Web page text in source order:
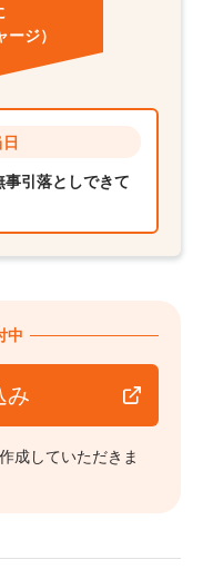
ジ）
引落としできて
中
み
成していただきま